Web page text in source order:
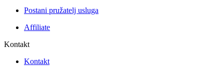
Postani pružatelj usluga
Affiliate
Kontakt
Kontakt